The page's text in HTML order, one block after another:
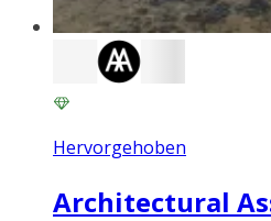
Hervorgehoben
Architectural